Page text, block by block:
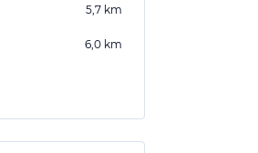
5,7 km
6,0 km